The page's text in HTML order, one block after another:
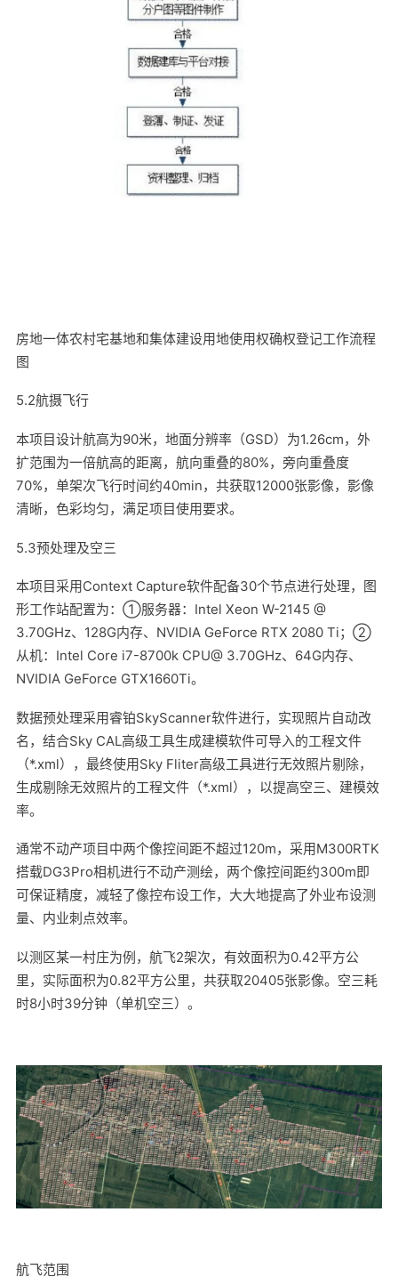
房地一体农村宅基地和集体建设用地使用权确权登记工作流程
图
5.2航摄飞行
本项目设计航高为90米，地面分辨率（GSD）为1.26cm，外
扩范围为一倍航高的距离，航向重叠的80%，旁向重叠度
70%，单架次飞行时间约40min，共获取12000张影像，影像
清晰，色彩均匀，满足项目使用要求。
5.3预处理及空三
本项目采用Context Capture软件配备30个节点进行处理，图
形工作站配置为：①服务器：Intel Xeon W-2145 @
3.70GHz、128G内存、NVIDIA GeForce RTX 2080 Ti；②
从机：Intel Core i7-8700k CPU@ 3.70GHz、64G内存、
NVIDIA GeForce GTX1660Ti。
数据预处理采用睿铂SkyScanner软件进行，实现照片自动改
名，结合Sky CAL高级工具生成建模软件可导入的工程文件
（*.xml），最终使用Sky Fliter高级工具进行无效照片剔除，
生成剔除无效照片的工程文件（*.xml），以提高空三、建模效
率。
通常不动产项目中两个像控间距不超过120m，采用M300RTK
搭载DG3Pro相机进行不动产测绘，两个像控间距约300m即
可保证精度，减轻了像控布设工作，大大地提高了外业布设测
量、内业刺点效率。
以测区某一村庄为例，航飞2架次，有效面积为0.42平方公
里，实际面积为0.82平方公里，共获取20405张影像。空三耗
时8小时39分钟（单机空三）。
航飞范围